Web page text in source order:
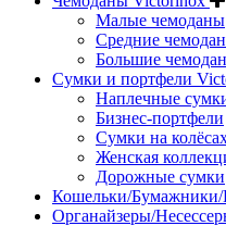
Малые чемоданы
Средние
Большие
Сумки и портфели
Наплечные
Бизнес-портфели
Сумки на
Женская
Дорожные сумки
Кошельки/
Органайзеры/